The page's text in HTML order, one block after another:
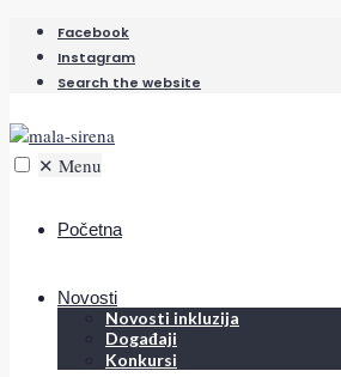
Facebook
Instagram
Search the website
✕ Menu
Početna
Novosti
Novosti inkluzija
Događaji
Konkursi